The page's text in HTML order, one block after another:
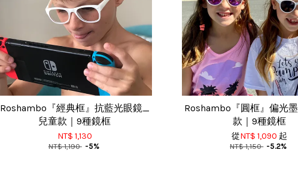
Roshambo『經典框』抗藍光眼鏡_
兒童款｜9種鏡框
NT$ 1,130
NT$ 1,190 -5%
Roshambo『圓框』偏光
款｜9種鏡框
從NT$ 1,090 起
NT$ 1,150 -5.2%